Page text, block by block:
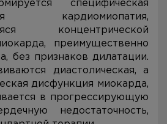
специфическая
кардиомиопатия,
концентрической
преимущественно
без признаков дилатации.
диастолическая, а
дисфункция миокарда,
в прогрессирующую
недостаточность,